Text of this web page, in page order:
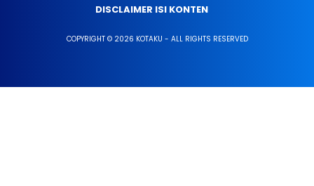
DISCLAIMER ISI KONTEN
COPYRIGHT © 2026 KOTAKU - ALL RIGHTS RESERVED